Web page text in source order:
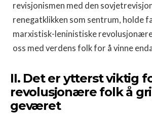
revisjonismen med den
renegatklikken som sentrum, holde
marxistisk-leninistiske
oss med verdens folk for å vinne
II. Det er ytterst viktig
revolusjonære folk å
geværet